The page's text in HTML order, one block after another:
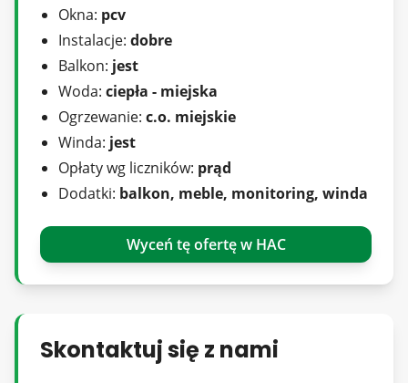
Ogrzewanie oraz ciepła woda z sieci miejskiej
Brak gazu w budynku
Cena: 749 000 zł
ania@sadurscy.pl
+48 518-967-863
umowy pośrednictwa jest bezpłatna
Okna: pcv
Instalacje: dobre
Balkon: jest
Woda: ciepła - miejska
Ogrzewanie: c.o. miejskie
Winda: jest
Opłaty wg liczników: prąd
Dodatki: balkon, meble, monitoring, winda
Wyceń tę ofertę w HAC
Skontaktuj się z nami